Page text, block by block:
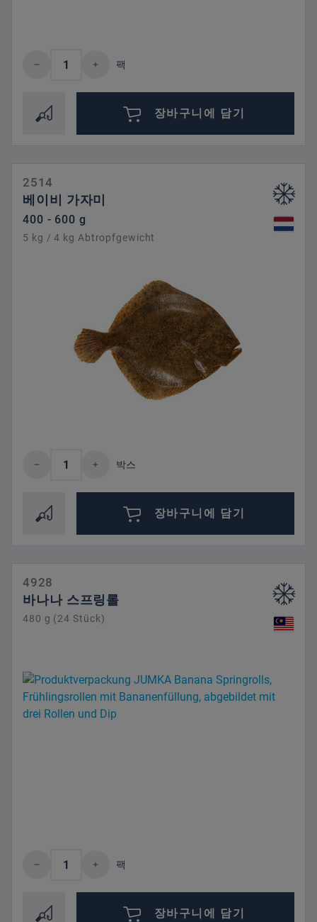
제품 수량: 원하는 값을 입력하거나 버튼
팩
장바구니에 담기
2514
베이비 가자미
400 - 600 g
5 kg / 4 kg Abtropfgewicht
제품 수량: 원하는 값을 입력하거나 버튼
박스
장바구니에 담기
4928
바나나 스프링롤
480 g (24 Stück)
제품 수량: 원하는 값을 입력하거나 버튼
팩
장바구니에 담기